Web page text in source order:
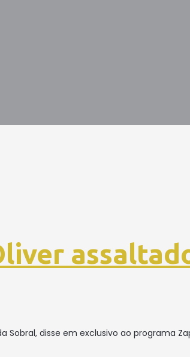
Sobral, disse em exclusivo ao programa